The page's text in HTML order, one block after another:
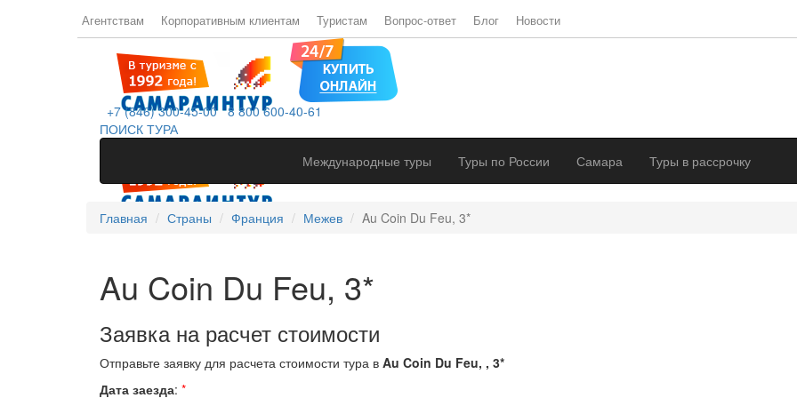
Агентствам Корпоративным клиентам Туристам Вопрос-ответ Блог Новости
+7 (846) 300-45-00 8 800 600-40-61
ПОИСК ТУРА
Международные туры
Туры по России Самара Туры в рассрочку
Главная Страны Франция Межев Au Coin Du Feu, 3*
Au Coin Du Feu, 3*
Заявка на расчет стоимости
Отправьте заявку для расчета стоимости тура в Au Coin Du Feu, , 3*
Дата заезда: *